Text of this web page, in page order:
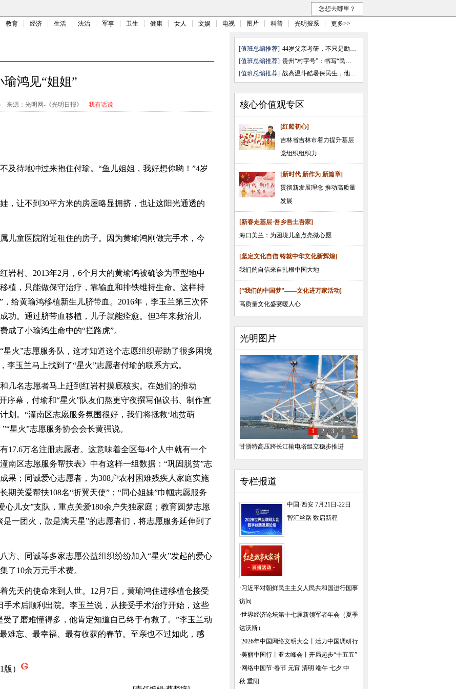
您想去哪里？
教育 经济 生活 法治 军事 卫生 健康 女人 文娱 电视 图片 科普 光明报系 更多>>
瑜鸿见“姐姐”
来源： 光明网-《光明日报》 我有话说
待地冲过来抱住付瑜。“鱼儿姐姐，我好想你哟！”4岁
让不到30平方米的房屋略显拥挤，也让这阳光通透的
童医院附近租住的房子。因为黄瑜鸿刚做完手术，今
村。2013年2月，6个月大的黄瑜鸿被确诊为重型地中
植，只能做保守治疗，靠输血和排铁维持生命。这样持
给黄瑜鸿移植新生儿脐带血。2016年，李玉兰第三次怀
功。通过脐带血移植，儿子就能痊愈。但3年来救治儿
成了小瑜鸿生命中的“拦路虎”。
”志愿服务队，这才知道这个志愿组织帮助了很多困境
李玉兰马上找到了“星火”志愿者付瑜的联系方式。
名志愿者马上赶到红岩村摸底核实。在她们的推动
序幕，付瑜和“星火”队友们熬更守夜撰写倡议书、制作宣
划。“潼南区志愿服务氛围很好，我们将拯救‘地贫萌
星火”志愿服务协会会长黄强说。
万名注册志愿者。这意味着全区每4个人中就有一个
南区志愿服务帮扶表》中有这样一组数据：“巩固脱贫”志
果；同诚爱心志愿者，为308户农村困难残疾人家庭实施
期关爱帮扶108名“折翼天使”；“同心姐妹”巾帼志愿服务
心儿女”支队，重点关爱180余户失独家庭；教育圆梦志愿
一团火，散是满天星”的志愿者们，将志愿服务延伸到了
、同诚等多家志愿公益组织纷纷加入“星火”发起的爱心
了10余万元手术费。
天的使命来到人世。12月7日，黄瑜鸿住进移植仓接受
手术后顺利出院。李玉兰说，从接受手术治疗开始，这些
了磨难懂得多，他肯定知道自己终于有救了。”李玉兰动
难忘、最幸福、最有收获的春节。至亲也不过如此，感
）
[值班总编推荐]
44岁父亲考研，不只是励志故事
[值班总编推荐]
贵州“村字号”：书写“民乐”与 ...
[值班总编推荐]
战高温斗酷暑保民生，他们奋力前行
核心价值观专区
[红船初心]
吉林省吉林市着力提升基层
党组织组织力
[新时代 新作为 新篇章]
贯彻新发展理念 推动高质量
发展
[新春走基层·吾乡吾土吾家]
海口美兰：为困境儿童点亮微心愿
[坚定文化自信 铸就中华文化新辉煌]
我们的自信来自扎根中国大地
[“我们的中国梦”——文化进万家活动]
高质量文化盛宴暖人心
光明图片
甘浙特高压跨长江输电塔组立稳步推进
1 2 3 4 5
专栏报道
中国·西安 7月21日-22日
智汇丝路 数启新程
·习近平对朝鲜民主主义人民共和国进行国事
访问
·世界经济论坛第十七届新领军者年会（夏季
达沃斯）
·2026年中国网络文明大会
活力中国调研行
·美丽中国行 亚太峰会
开局起步“十五五”
· 网络中国节·春节 元宵 清明 端午 七夕 中
秋 重阳